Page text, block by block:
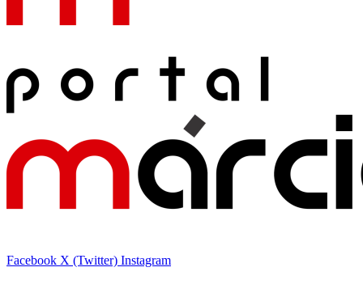
Facebook X (Twitter) Instagram